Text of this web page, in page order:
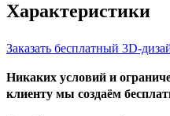
Характеристики
Заказать бесплатный 3D-
Никаких условий и
клиенту мы создаём